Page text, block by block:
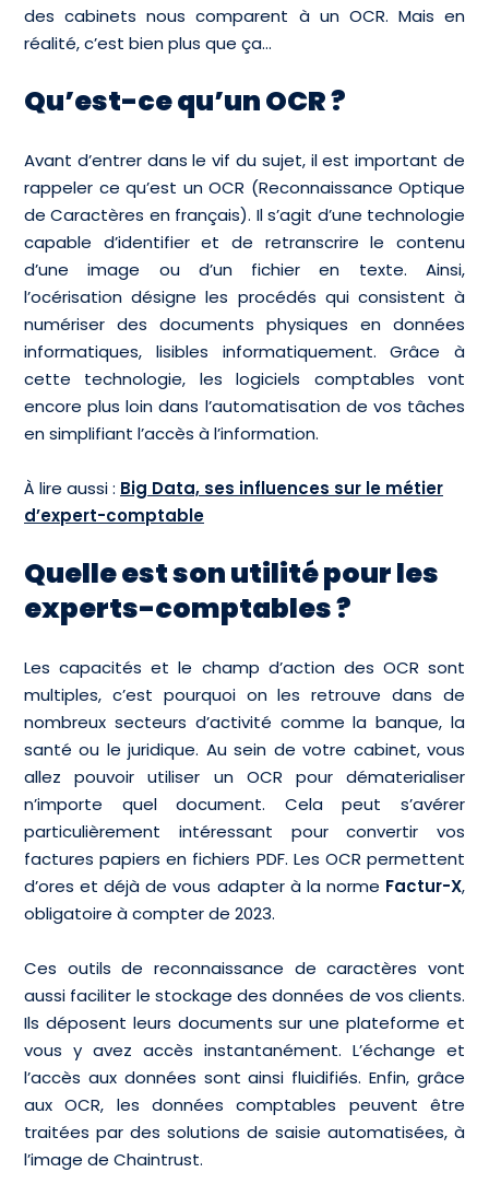
des cabinets nous comparent à un OCR. Mais en
réalité, c’est bien plus que ça…
Qu’est-ce qu’un OCR ?
Avant d’entrer dans le vif du sujet, il est important de
rappeler ce qu’est un OCR (Reconnaissance Optique
de Caractères en français). Il s’agit d’une technologie
capable d’identifier et de retranscrire le contenu
d’une image ou d’un fichier en texte. Ainsi,
l’océrisation désigne les procédés qui consistent à
numériser des documents physiques en données
informatiques, lisibles informatiquement. Grâce à
cette technologie, les logiciels comptables vont
encore plus loin dans l’automatisation de vos tâches
en simplifiant l’accès à l’information.
À lire aussi : Big Data, ses influences sur le métier
d’expert-comptable
Quelle est son utilité pour les
experts-comptables ?
Les capacités et le champ d’action des OCR sont
multiples, c’est pourquoi on les retrouve dans de
nombreux secteurs d’activité comme la banque, la
santé ou le juridique. Au sein de votre cabinet, vous
allez pouvoir utiliser un OCR pour dématerialiser
n’importe quel document. Cela peut s’avérer
particulièrement intéressant pour convertir vos
factures papiers en fichiers PDF. Les OCR permettent
d’ores et déjà de vous adapter à la norme Factur-X,
obligatoire à compter de 2023.
Ces outils de reconnaissance de caractères vont
aussi faciliter le stockage des données de vos clients.
Ils déposent leurs documents sur une plateforme et
vous y avez accès instantanément. L’échange et
l’accès aux données sont ainsi fluidifiés. Enfin, grâce
aux OCR, les données comptables peuvent être
traitées par des solutions de saisie automatisées, à
l’image de Chaintrust.